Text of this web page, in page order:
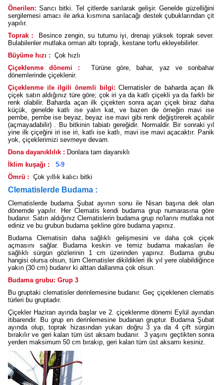
Önerilen: Sarıcı bitki. Tel çitlerde sarılarak gelişir. Genelde güzelliğini
sergilemesi amacı ile arka kısmına sarılacağı destek çubuklarından çit
yapılır.
Toprak :
Besince zengin, su tutumu iyi, drenajı yüksek toprak sever.
Bulabilenler mutlaka orman altı toprağı, kestane torfu ekleyebilirler.
Büyüme hızı : Çok hızlı
Çiçeklenme dönemi :
Türüne göre, bahar, yaz ve sonbahar
dönemlerinde çiçeklenir.
Çiçeklenme ile ilgili önemli bilgi: Clematisler de baharda açan ilk
çiçek satın aldığınız türe göre; çok iri ya da katlı çiçekli ya da farklı bir
renk olabilir. Baharda açan ilk çiçekten sonra açan çiçek biraz daha
küçük, genelde katlı ise yalın kat, ve bazen de örneğin mavi ise
pembe, pembe ise beyaz, beyaz ise mavi gibi renk değiştirerek açabilir
(açmayadabilir) . Bu bitkinin tabiatı gereğidir. Normaldir. Bir sonraki yıl
yine ilk çiçeğini iri ise iri, katlı ise katlı, mavi ise mavi açacaktır. Panik
yok, çiçeklerimizi sevmeye devam.
Dona dayanıklılık : Donlara tam dayanıklı
İklim kuşağı :
5-9
Ömrü : Çok yıllık kalıcı bitki
Clematislerde Budama :
Clematislerde budama Şubat ayının sonu ile Nisan başına dek olan
dönemde yapılır. Her Clematis kendi budama grup numarasına göre
budanır. Satın aldığınız Clematislerin budama grup no'larını mutlaka not
ediniz ve bu grubun budama şekline göre budama yapınız.
Budama Clematisin daha sağlıklı gelişmesini ve daha çok çiçek
açmasını sağlar. Budama keskin ve temiz budama makasları ile
sağlıklı sürgün gözlerinin 1 cm üzerinden yapınız. Budama grubu
hangisi olursa olsun, tüm Clematisler dikildikleri ilk yıl yere olabildiğince
yakın (30 cm) budanır ki alttan dallanma çok olsun.
Budama grubu: Grup 3
Bu gruptaki clematisler derinlemesine budanır. Geç çiçeklenen clematis
türleri bu gruptadır.
Çiçekler Haziran ayında başlar ve 2. çiçeklenme dönemi Eylül ayından
itibarendir. Bu grup en derinlemesine budanan gruptur. Budama Şubat
ayında olup, toprak hizasından yukarı doğru 3 ya da 4 çift sürgün
bırakılır ve geri kalan tüm üst aksam budanır. 3 yaşını geçtikten sonra
yerden maksimum 50 cm bırakıp, geri kalan tüm üst aksamı kesiniz.